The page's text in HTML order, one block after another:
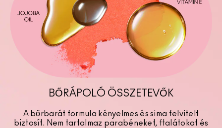
BŐRÁPOLÓ ÖSSZETEVŐK
A bőrbarát formula kényelmes és sima felvitelt
biztosít. Nem tartalmaz parabéneket, ftalátokat és